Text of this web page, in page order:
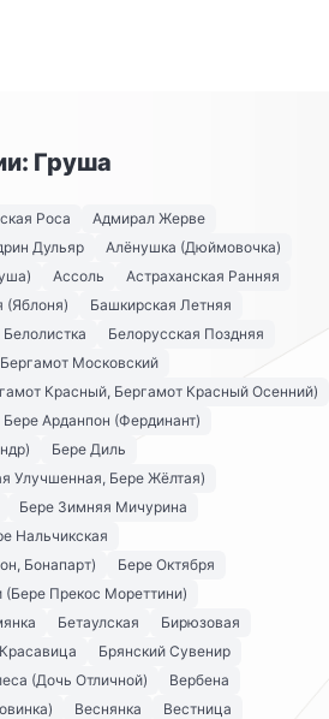
Груша
Роса
Адмирал Жерве
Дульяр
Алёнушка (Дюймовочка)
Ассоль
Астраханская Ранняя
(Яблоня)
Башкирская Летняя
Белолистка
Белорусская Поздняя
Бергамот Московский
Красный, Бергамот Красный Осенний)
Бере Арданпон (Фердинант)
Бере Диль
Улучшенная, Бере Жёлтая)
Бере Зимняя Мичурина
Нальчикская
Бонапарт)
Бере Октября
Прекос Мореттини)
Бетаулская
Бирюзовая
Брянский Сувенир
(Дочь Отличной)
Вербена
Веснянка
Вестница